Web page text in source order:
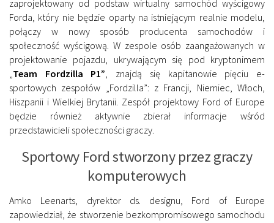
zaprojektowany od podstaw wirtualny samochód wyścigowy
Forda, który nie będzie oparty na istniejącym realnie modelu,
połączy w nowy sposób producenta samochodów i
społeczność wyścigową. W zespole osób zaangażowanych w
projektowanie pojazdu, ukrywającym się pod kryptonimem
Team Fordzilla P1” , znajdą się kapitanowie pięciu e-
sportowych zespołów „Fordzilla”: z Francji, Niemiec, Włoch,
Hiszpanii i Wielkiej Brytanii. Zespół projektowy Ford of Europe
będzie również aktywnie zbierał informacje wśród
przedstawicieli społeczności graczy.
Sportowy Ford stworzony przez graczy
komputerowych
Amko Leenarts, dyrektor ds. designu, Ford of Europe
zapowiedział, że stworzenie bezkompromisowego samochodu